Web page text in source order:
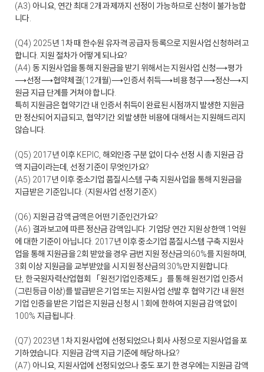
(A3) 아니요, 연간 최대 2개 과제까지 선정이 가능하므로 신청이 불가능합
니다.
(Q4) 2025년 1 차 때 한수원 유자격 공급자 등록으로 지원사업 신청하려고
합니다. 지원 절차가 어떻게 되나요?
(A4) 동 지원사업을 통해 지원금을 받기 위해서는 지원사업 신청⟶평가
⟶선정⟶협약체결(12개월)⟶인증서 취득⟶비용 청구⟶정산⟶지
원금 지급 단계를 거쳐야 합니다.
특히 지원금은 협약기간 내 인증서 취득이 완료된 시점까지 발생한 지원금
만 정산되어 지급되고, 협약기간 외 발생한 비용에 대해서는 지원해드리지
않습니다.
(Q5) 2017년 이후KEPIC, 해외인증 구분 없이 다수 선정 시 총 지원금 감
액 지급이라는데, 선정 기준이 무엇인가요?
(A5) 2017년 이후 중소기업 품질시스템 구축 지원사업을 통해 지원금을
지급받은 기준입니다. (지원사업 선정 기준X)
(Q6) 지원금 감액 금액은 어떤 기준인건가요?
(A6) 결과보고에 따른 정산금 감액입니다.기업당 연간 지원 상한액 1 억원
에 대한 기준이 아닙니다. 2017년 이후 중소기업 품질시스템 구축 지원사
업을 통해 지원금을2회 받았을 경우 금번 지원 정산금의60%를 지원하며,
3회 이상 지원금을 교부받았을 시 지원 정산금의 30%만 지원합니다.
단,한국원자력산업협회 「원전기업인증제도」 를 통해 원전기업 인증서
(그린등급 이상)를 발급받은 기업 또는 지원사업 선발 후 협약기간 내 원전
기업 인증을 받은 기업은 지원금 신청 시 1 회에 한하여 지원금 감액 없이
100% 지급됩니다.
(Q7) 2023년 1 차 지원사업에 선정되었으나 회사 사정으로 지원사업을 포
기하였습니다. 지원금 감액 지급 기준에 해당하나요?
(A7) 아니요, 지원사업에 선정되었으나 중도 포기 한 경우에는 지원금 감액